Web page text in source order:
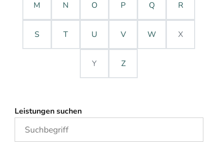
M N O P Q R
S T U V W X
Y Z
Leistungen suchen